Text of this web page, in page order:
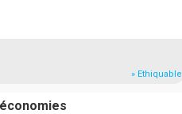
» Ethiquable